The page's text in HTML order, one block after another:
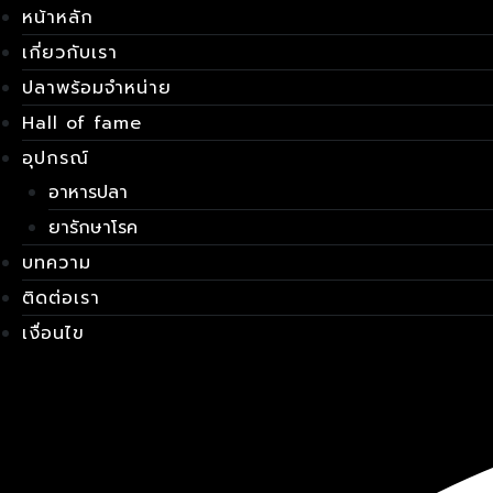
Skip
to
content
หน้าหลัก
เกี่ยวกับเรา
ปลาพร้อมจำหน่าย
Hall of fame
อุปกรณ์
อาหารปลา
ยารักษาโรค
บทความ
ติดต่อเรา
เงื่อนไข
เมนู